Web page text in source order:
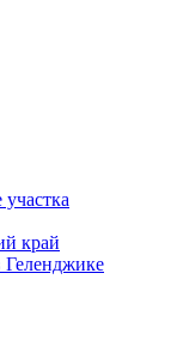
край
Геленджике